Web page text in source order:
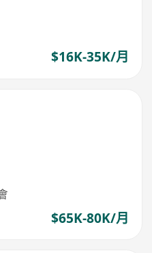
$16K-35K/月
$65K-80K/月